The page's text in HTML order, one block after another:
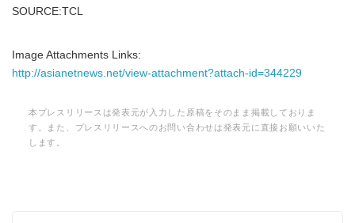
SOURCE:TCL
Image Attachments Links:
http://asianetnews.net/view-attachment?attach-id=344229
本プレスリリースは発表元が入力した原稿をそのまま掲載しておりま
す。また、プレスリリースへのお問い合わせは発表元に直接お願いいた
します。